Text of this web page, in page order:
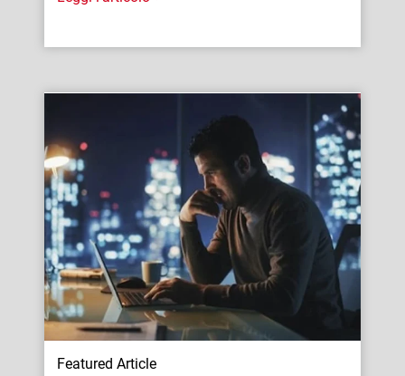
Featured Article